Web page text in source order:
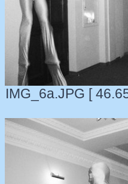
IMG_6a.JPG [